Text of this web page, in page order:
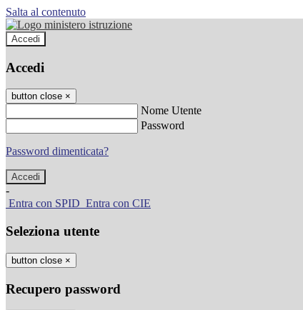
Salta al contenuto
Accedi
Accedi
button close ×
Nome Utente
Password
Password dimenticata?
-
Entra con SPID Entra con CIE
Seleziona utente
button close ×
Recupero password